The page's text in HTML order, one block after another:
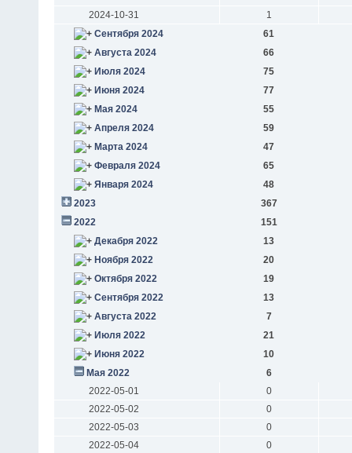
2024-10-31
1
Сентября 2024
61
Августа 2024
66
Июля 2024
75
Июня 2024
77
Мая 2024
55
Апреля 2024
59
Марта 2024
47
Февраля 2024
65
Января 2024
48
2023
367
2022
151
Декабря 2022
13
Ноября 2022
20
Октября 2022
19
Сентября 2022
13
Августа 2022
7
Июля 2022
21
Июня 2022
10
Мая 2022
6
2022-05-01
0
2022-05-02
0
2022-05-03
0
2022-05-04
0